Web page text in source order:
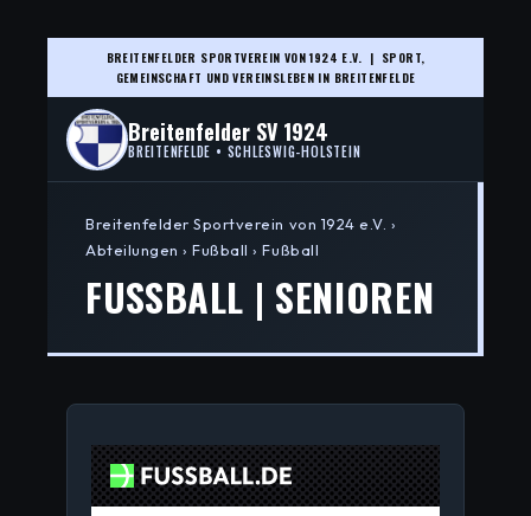
BREITENFELDER SPORTVEREIN VON 1924 E.V. | SPORT,
GEMEINSCHAFT UND VEREINSLEBEN IN BREITENFELDE
Breitenfelder SV 1924
BREITENFELDE • SCHLESWIG-HOLSTEIN
Breitenfelder Sportverein von 1924 e.V. ›
Abteilungen › Fußball › Fußball
FUSSBALL | SENIOREN